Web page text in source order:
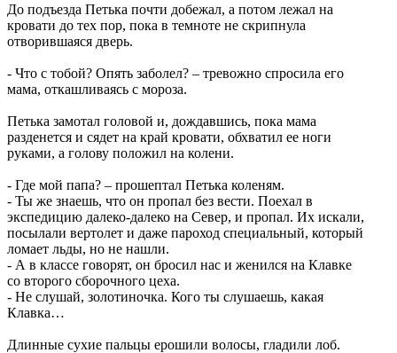
До подъезда Петька почти добежал, а потом лежал на
кровати до тех пор, пока в темноте не скрипнула
отворившаяся дверь.
- Что с тобой? Опять заболел? – тревожно спросила его
мама, откашливаясь с мороза.
Петька замотал головой и, дождавшись, пока мама
разденется и сядет на край кровати, обхватил ее ноги
руками, а голову положил на колени.
- Где мой папа? – прошептал Петька коленям.
- Ты же знаешь, что он пропал без вести. Поехал в
экспедицию далеко-далеко на Север, и пропал. Их искали,
посылали вертолет и даже пароход специальный, который
ломает льды, но не нашли.
- А в классе говорят, он бросил нас и женился на Клавке
со второго сборочного цеха.
- Не слушай, золотиночка. Кого ты слушаешь, какая
Клавка…
Длинные сухие пальцы ерошили волосы, гладили лоб.